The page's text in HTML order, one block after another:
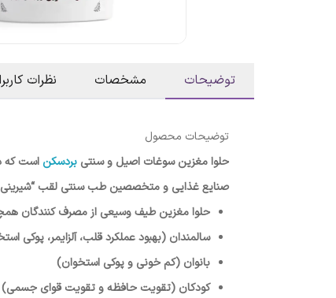
توضیحات مشخصات نظرات
توضیحات محصول
حلوا مغزین سوغات اصیل و سنتی بردسکن است که
صنایع غذایی و متخصصین طب سنتی لقب “شیرینی
حلوا مغزین طیف وسیعی از مصرف کنندگان
سالمندان (بهبود عملکرد قلب، آلزایمر، پوکی
بانوان (کم خونی و پوکی استخوان)
کودکان (تقویت حافظه و تقویت قوای جسمی)